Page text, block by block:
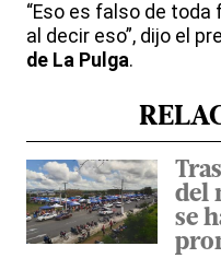
“Eso es falso de toda
al decir eso”, dijo el
de La Pulga.
del
se